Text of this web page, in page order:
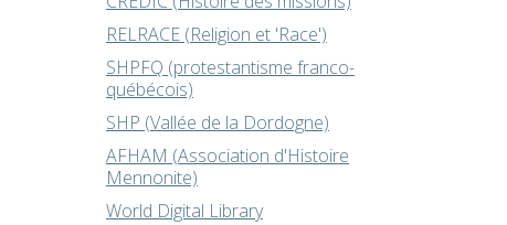
RELRACE (Religion et 'Race')
SHPFQ (protestantisme franco-
québécois)
SHP (Vallée de la Dordogne)
AFHAM (Association d'Histoire
Mennonite)
World Digital Library